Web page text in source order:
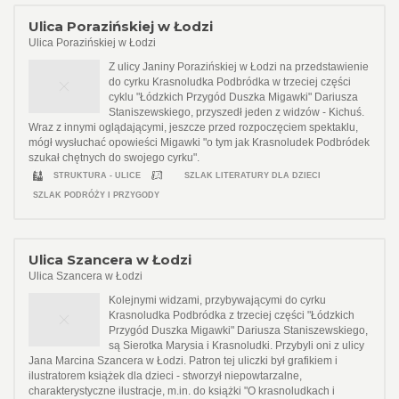
Ulica Porazińskiej w Łodzi
Ulica Porazińskiej w Łodzi
Z ulicy Janiny Porazińskiej w Łodzi na przedstawienie
do cyrku Krasnoludka Podbródka w trzeciej części
cyklu "Łódzkich Przygód Duszka Migawki" Dariusza
Staniszewskiego, przyszedł jeden z widzów - Kichuś.
Wraz z innymi oglądającymi, jeszcze przed rozpoczęciem spektaklu,
mógł wysłuchać opowieści Migawki "o tym jak Krasnoludek Podbródek
szukał chętnych do swojego cyrku".
STRUKTURA - ULICE SZLAK LITERATURY DLA DZIECI
SZLAK PODRÓŻY I PRZYGODY
Ulica Szancera w Łodzi
Ulica Szancera w Łodzi
Kolejnymi widzami, przybywającymi do cyrku
Krasnoludka Podbródka z trzeciej części "Łódzkich
Przygód Duszka Migawki" Dariusza Staniszewskiego,
są Sierotka Marysia i Krasnoludki. Przybyli oni z ulicy
Jana Marcina Szancera w Łodzi. Patron tej uliczki był grafikiem i
ilustratorem książek dla dzieci - stworzył niepowtarzalne,
charakterystyczne ilustracje, m.in. do książki "O krasnoludkach i